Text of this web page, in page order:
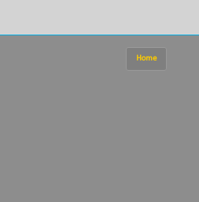
Home